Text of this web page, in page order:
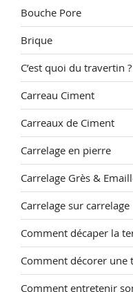
Bouche Pore
Brique
C’est quoi du travertin ?
Carreau Ciment
Carreaux de Ciment
Carrelage en pierre
Carrelage Grès &
Carrelage sur carrelage
Comment décaper la
Comment décorer une
Comment entretenir